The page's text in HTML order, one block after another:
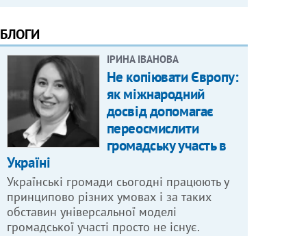
БЛОГИ
ІРИНА ІВАНОВА
Не копіювати Європу:
як міжнародний
досвід допомагає
переосмислити
громадську участь в
Україні
Українські громади сьогодні працюють у
принципово різних умовах і за таких
обставин універсальної моделі
громадської участі просто не існує.